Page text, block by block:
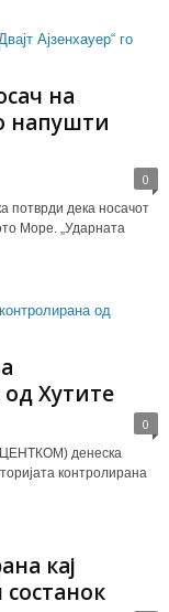
на
напушти
0
дека носачот
Море. „Ударната
Хутите
0
денеска
контролирана
кај